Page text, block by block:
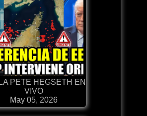
PETE HEGSETH EN
VIVO
May 05, 2026